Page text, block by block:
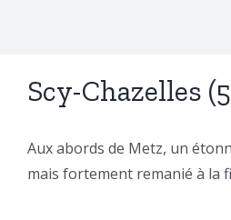
Scy-Chazelles
Aux abords de Metz, un
mais fortement remanié à la